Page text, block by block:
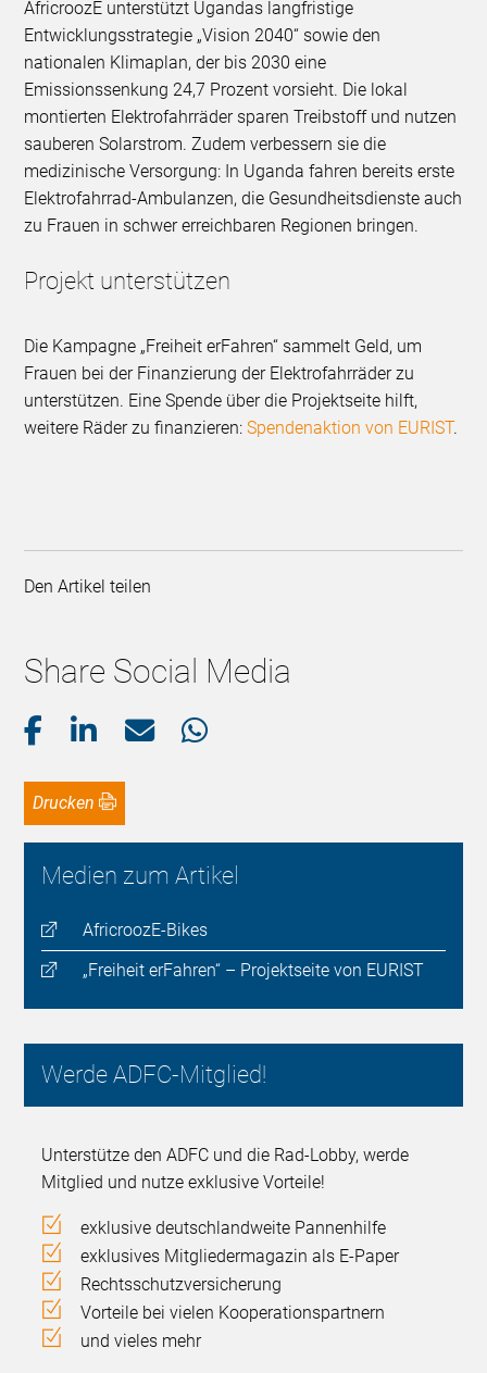
AfricroozE unterstützt Ugandas langfristige
Entwicklungsstrategie „Vision 2040“ sowie den
nationalen Klimaplan, der bis 2030 eine
Emissionssenkung 24,7 Prozent vorsieht. Die lokal
montierten Elektrofahrräder sparen Treibstoff und nutzen
sauberen Solarstrom. Zudem verbessern sie die
medizinische Versorgung: In Uganda fahren bereits erste
Elektrofahrrad-Ambulanzen, die Gesundheitsdienste auch
zu Frauen in schwer erreichbaren Regionen bringen.
Projekt unterstützen
Die Kampagne „Freiheit erFahren“ sammelt Geld, um
Frauen bei der Finanzierung der Elektrofahrräder zu
unterstützen. Eine Spende über die Projektseite hilft,
weitere Räder zu finanzieren:Spendenaktion von EURIST.
Den Artikel teilen
Share Social Media
Drucken
Medien zum Artikel
AfricroozE-Bikes
„Freiheit erFahren“ – Projektseite von EURIST
Werde ADFC-Mitglied!
Unterstütze den ADFC und die Rad-Lobby, werde
Mitglied und nutze exklusive Vorteile!
exklusive deutschlandweite Pannenhilfe
exklusives Mitgliedermagazin als E-Paper
Rechtsschutzversicherung
Vorteile bei vielen Kooperationspartnern
und vieles mehr